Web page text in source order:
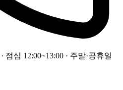
점심 12:00~13:00 · 주말·공휴일